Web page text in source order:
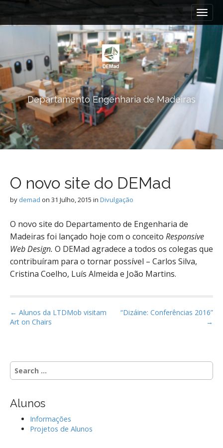
a
m
e
n
u
k
i
o
c
n
t
e
n
t
Departamento Engenharia de Madeiras
O novo site do DEMad
by demad on 31 Julho, 2015 in Divulgação
O novo site do Departamento de Engenharia de
Madeiras foi lançado hoje com o conceito Responsive
Web Design. O DEMad agradece a todos os colegas que
contribuíram para o tornar possível – Carlos Silva,
Cristina Coelho, Luís Almeida e João Martins.
P
o
n
a
i
← Alunos da LTDMob visitam
Art on Chairs
“Dizáine: Conferências 2016”
→
S
e
c
Alunos
Informações
Projetos de Alunos